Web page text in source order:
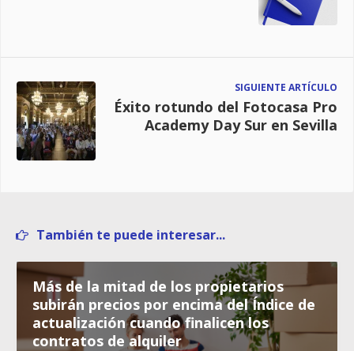
SIGUIENTE ARTÍCULO
Éxito rotundo del Fotocasa Pro
Academy Day Sur en Sevilla
También te puede interesar...
Más de la mitad de los propietarios
subirán precios por encima del Índice de
actualización cuando finalicen los
contratos de alquiler